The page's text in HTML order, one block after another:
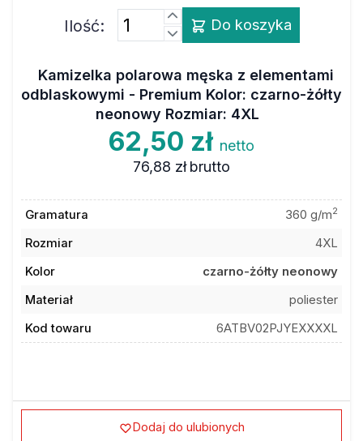
Ilość: Do koszyka
Kamizelka polarowa męska z elementami
odblaskowymi - Premium Kolor: czarno-żółty
neonowy Rozmiar: 4XL
62,50 zł netto
76,88 zł brutto
Gramatura 360 g/m2
Rozmiar
4XL
Kolor
czarno-żółty neonowy
Materiał
poliester
Kod towaru
6ATBV02PJYEXXXXL
Dodaj do ulubionych